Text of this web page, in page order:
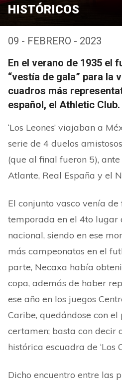
HISTÓRICOS
09 - FEBRERO - 2023
En el verano de 1935 el
“vestía de gala” para la
cuadros más
español, el Athletic Club.
‘Los Leones’ viajaban a
serie de 4 duelos
(que al final fueron 5),
Atlante, Real España y el
El conjunto vasco venía
temporada en el 4to lugar
nacional, siendo en ese
más campeonatos en el
parte, Necaxa había
copa, además de haber
ese año en los juegos
Caribe, quedándose con
certamen; basta con decir
histórica escuadra de ‘Los
Dicho encuentro entre las